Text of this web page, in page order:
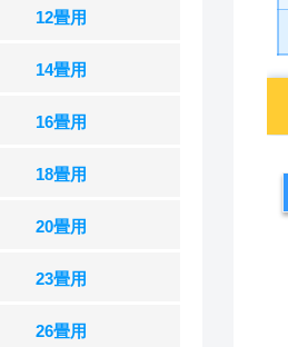
12畳用
14畳用
16畳用
18畳用
20畳用
23畳用
26畳用